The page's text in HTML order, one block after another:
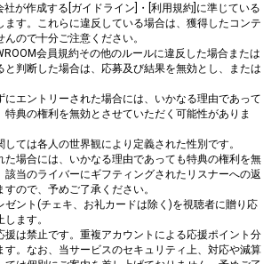
社が作成する[ガイドライン]・[利用規約]に準じている
ます。これらに違反している場合は、獲得したコンテ
ので十分ご注意ください。
会員規約その他のルールに違反した場合または
と判断した場合は、応募及び結果を無効とし、または
にエントリーされた場合には、いかなる理由であって
特典の権利を無効とさせていただく可能性がありま
しては各人の世界観により定義された性別です。
た場合には、いかなる理由であっても特典の権利を無
当のライバーにギフティングされたリスナーへの返
ので、予めご了承ください。
ゼント(チェキ、お礼カードは除く)を視聴者に贈り応
ます。
援は禁止です。重複アカウントによる応援ポイント分
す。なお、当サービスのセキュリティ上、対応や減算